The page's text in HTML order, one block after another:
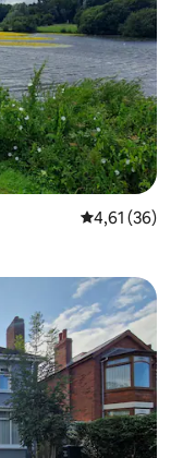
Keskmine
4,61 (36)